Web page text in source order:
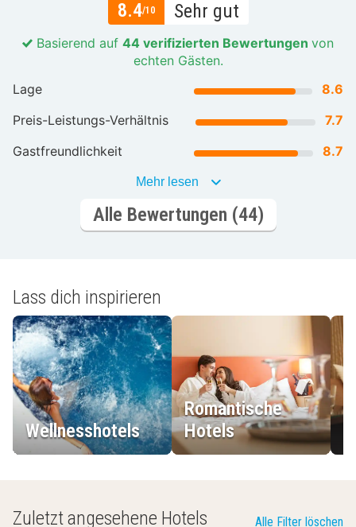
8.4/10 Sehr gut
Basierend auf 44 verifizierten Bewertungen von
echten Gästen.
Lage
8.6
Preis-Leistungs-Verhältnis
7.7
Gastfreundlichkeit
8.7
Mehr lesen
Alle Bewertungen (44)
Lass dich inspirieren
Wellnesshotels
Romantische
Hotels
Zuletzt angesehene Hotels Alle Filter löschen